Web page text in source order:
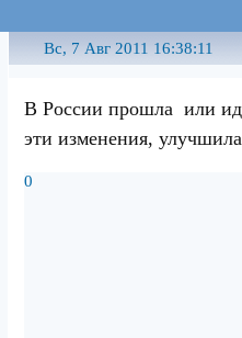
Вс, 7 Авг 2011 16:38:11
В России прошла или
эти изменения,
0